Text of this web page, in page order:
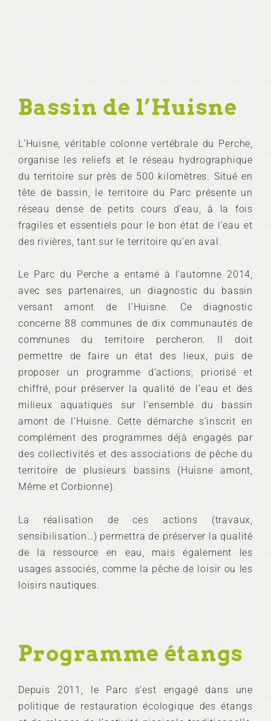
Bassin de l’Huisne
L'Huisne, véritable colonne vertébrale du Perche,
organise les reliefs et le réseau hydrographique
du territoire sur près de 500 kilomètres. Situé en
tête de bassin, le territoire du Parc présente un
réseau dense de petits cours d’eau, à la fois
fragiles et essentiels pour le bon état de l’eau et
des rivières, tant sur le territoire qu’en aval.
Le Parc du Perche a entamé à l’automne 2014,
avec ses partenaires, un diagnostic du bassin
versant amont de l’Huisne. Ce diagnostic
concerne 88 communes de dix communautés de
communes du territoire percheron. Il doit
permettre de faire un état des lieux, puis de
proposer un programme d’actions, priorisé et
chiffré, pour préserver la qualité de l’eau et des
milieux aquatiques sur l’ensemble du bassin
amont de l’Huisne. Cette démarche s’inscrit en
complément des programmes déjà engagés par
des collectivités et des associations de pêche du
territoire de plusieurs bassins (Huisne amont,
Même et Corbionne).
La réalisation de ces actions (travaux,
sensibilisation…) permettra de préserver la qualité
de la ressource en eau, mais également les
usages associés, comme la pêche de loisir ou les
loisirs nautiques.
Programme étangs
Depuis 2011, le Parc s’est engagé dans une
politique de restauration écologique des étangs